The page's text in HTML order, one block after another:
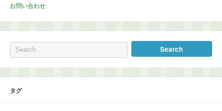
お問い合わせ
タグ